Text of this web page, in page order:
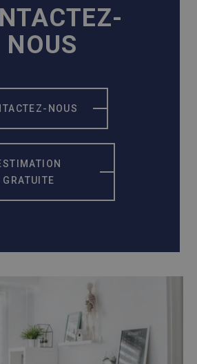
NOUS
NOUS
GRATUITE